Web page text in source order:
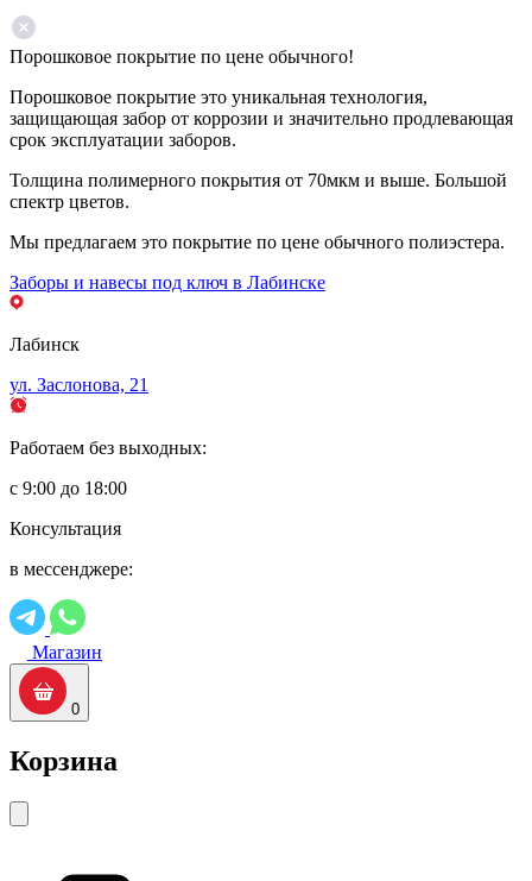
Порошковое покрытие по цене обычного!
Порошковое покрытие это уникальная технология,
защищающая забор от коррозии и значительно продлевающая
срок эксплуатации заборов.
Толщина полимерного покрытия от 70мкм и выше. Большой
спектр цветов.
Мы предлагаем это покрытие по цене обычного полиэстера.
Заборы и навесы под ключ в Лабинске
Лабинск
ул. Заслонова, 21
Работаем без выходных:
с 9:00 до 18:00
Консультация
в мессенджере:
Магазин
0
Корзина